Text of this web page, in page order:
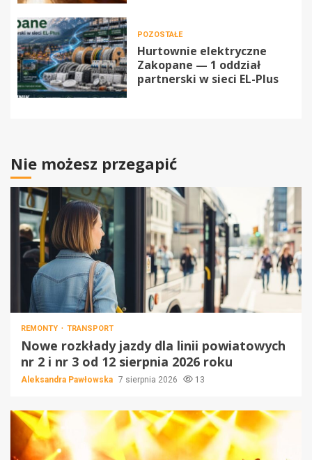
POZOSTAŁE
Hurtownie elektryczne
Zakopane — 1 oddział
partnerski w sieci EL-Plus
Nie możesz przegapić
REMONTY TRANSPORT
Nowe rozkłady jazdy dla linii powiatowych
nr 2 i nr 3 od 12 sierpnia 2026 roku
Aleksandra Pawłowska 7 sierpnia 2026 13